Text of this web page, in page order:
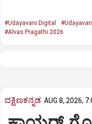
#Udayavani Digital
#Alvas Pragathi 2026
ದಕ್ಷಿಣಕನ್ನಡ AUG 8, 2026,